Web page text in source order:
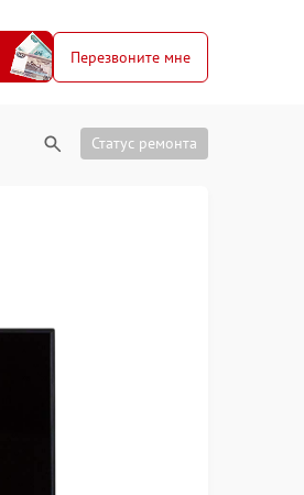
Перезвоните мне
Статус ремонта